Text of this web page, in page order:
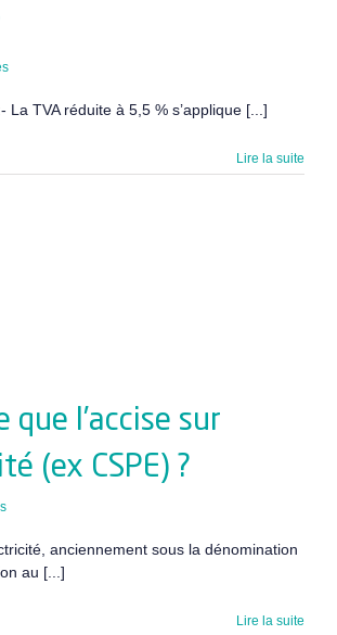
La TVA réduite à 5,5 % s’applique [...]
Lire la suite
que l’accise sur
(ex CSPE) ?
anciennement sous la dénomination
au [...]
Lire la suite